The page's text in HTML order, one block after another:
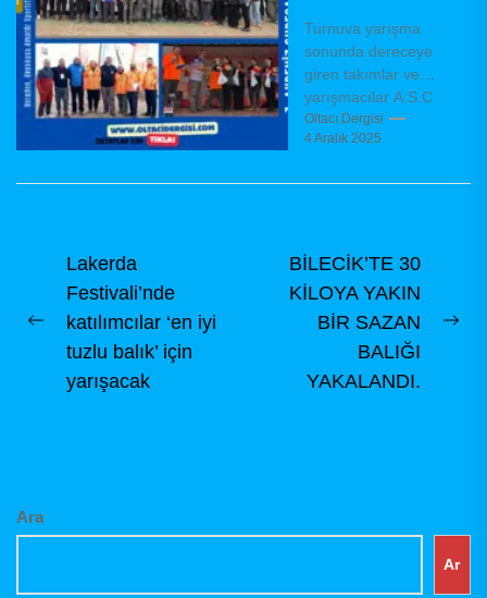
Turnuva yarışma
sonunda dereceye
giren takımlar ve
yarışmacılar A.S.C
Derneğimiz
tarafından Surf
Amatör ve Sportif
Oltacı Dergisi
4 Aralık 2025
Yazı
gezinmesi
Previous
post:
Lakerda
Festivali’nde
katılımcılar ‘en iyi
tuzlu balık’ için
yarışacak
BİLECİK’TE 30
KİLOYA YAKIN
BİR SAZAN
BALIĞI
YAKALANDI.
Ara
Ar